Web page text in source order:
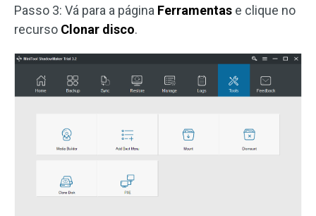
Passo 3: Vá para a página Ferramentas e clique no
recurso Clonar disco.